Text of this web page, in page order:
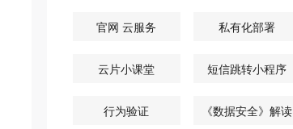
官网 云服务 私有化部署
云片小课堂 短信跳转小程序
行为验证 《数据安全》解读